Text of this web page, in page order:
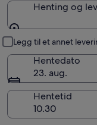
Henting og
Legg til et annet
Hentedato
23. aug.
Hentetid